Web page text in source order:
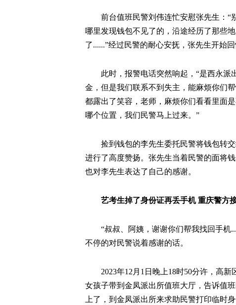
前台值班民警刘伟连忙安慰张先生：“
哪里发现钱包不见了的，沿途经历了那些
了......”经过民警的耐心安抚，张先生开始回
此时，报警电话突然响起，“是西永
金，但是我们联系不到失主，能麻烦你们
都露出了笑容，老师，麻烦你们看看里面
哪个位置，我们民警马上过来。”
捡到钱包的李先生委托民警将钱包转
进行了高度赞扬。张先生当着民警的面将
也对李先生表达了自己的感谢。
艺考生掉了身份证再丢手机 重庆警方
“叔叔、阿姨，谢谢你们帮我找回手机
不停的对民警说着感谢的话。
2023年12月1日晚上18时50分许，高
女孩子带到金凤派出所值班大厅，告诉值
上了，到金凤派出所来求助民警打印临时